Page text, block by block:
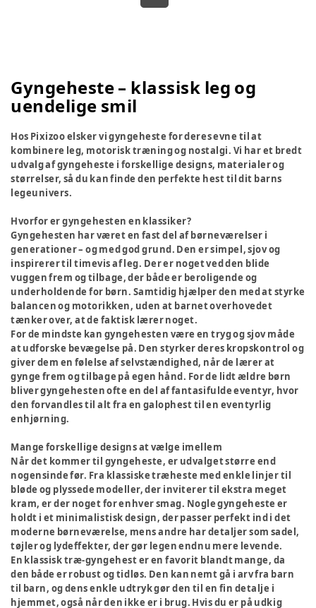
Gyngeheste – klassisk leg og
uendelige smil
Hos Pixizoo elsker vi gyngeheste for deres evne til at
kombinere leg, motorisk træning og nostalgi. Vi har et bredt
udvalg af gyngeheste i forskellige designs, materialer og
størrelser, så du kan finde den perfekte hest til dit barns
legeunivers.
Hvorfor er gyngehesten en klassiker?
Gyngehesten har været en fast del af børneværelser i
generationer – og med god grund. Den er simpel, sjov og
inspirerer til timevis af leg. Der er noget ved den blide
vuggen frem og tilbage, der både er beroligende og
underholdende for børn. Samtidig hjælper den med at styrke
balancen og motorikken, uden at barnet overhovedet
tænker over, at de faktisk lærer noget.
For de mindste kan gyngehesten være en tryg og sjov måde
at udforske bevægelse på. Den styrker deres kropskontrol og
giver dem en følelse af selvstændighed, når de lærer at
gynge frem og tilbage på egen hånd. For de lidt ældre børn
bliver gyngehesten ofte en del af fantasifulde eventyr, hvor
den forvandles til alt fra en galophest til en eventyrlig
enhjørning.
Mange forskellige designs at vælge imellem
Når det kommer til gyngeheste, er udvalget større end
nogensinde før. Fra klassiske træheste med enkle linjer til
bløde og plyssede modeller, der inviterer til ekstra meget
kram, er der noget for enhver smag. Nogle gyngeheste er
holdt i et minimalistisk design, der passer perfekt ind i det
moderne børneværelse, mens andre har detaljer som sadel,
tøjler og lydeffekter, der gør legen endnu mere levende.
En klassisk træ-gyngehest er en favorit blandt mange, da
den både er robust og tidløs. Den kan nemt gå i arv fra barn
til barn, og dens enkle udtryk gør den til en fin detalje i
hjemmet, også når den ikke er i brug. Hvis du er på udkig